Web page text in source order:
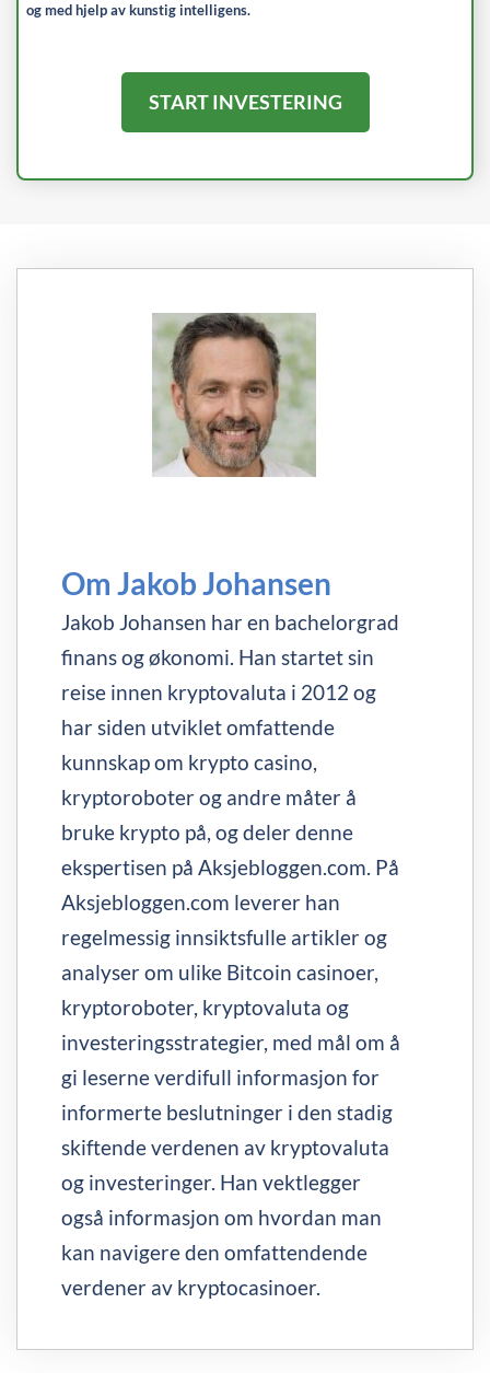
START INVESTERING
og med hjelp av kunstig intelligens.
Om Jakob Johansen
Jakob Johansen har en bachelorgrad
finans og økonomi. Han startet sin
reise innen kryptovaluta i 2012 og
har siden utviklet omfattende
kunnskap om krypto casino,
kryptoroboter og andre måter å
bruke krypto på, og deler denne
ekspertisen på Aksjebloggen.com. På
Aksjebloggen.com leverer han
regelmessig innsiktsfulle artikler og
analyser om ulike Bitcoin casinoer,
kryptoroboter, kryptovaluta og
investeringsstrategier, med mål om å
gi leserne verdifull informasjon for
informerte beslutninger i den stadig
skiftende verdenen av kryptovaluta
og investeringer. Han vektlegger
også informasjon om hvordan man
kan navigere den omfattendende
verdener av kryptocasinoer.